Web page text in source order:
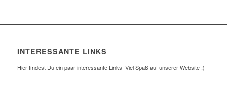
INTERESSANTE LINKS
Hier findest Du ein paar interessante Links! Viel Spaß auf unserer Website :)